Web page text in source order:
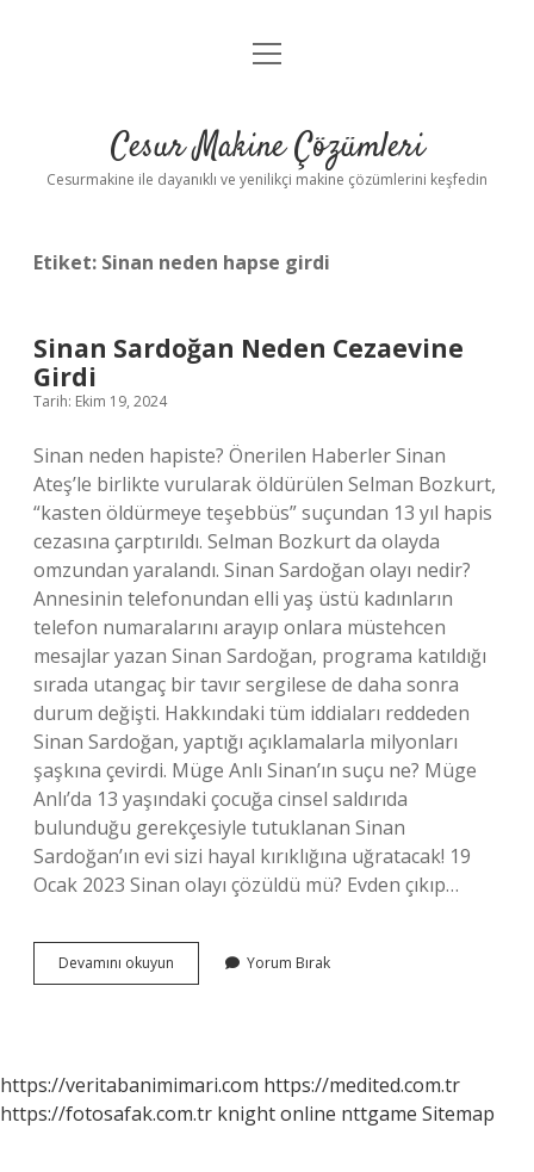
Anasayfa
Yasal Uyarı
menüyü
Cesur Makine Çözümleri
Cesurmakine ile dayanıklı ve yenilikçi makine çözümlerini keşfedin
Etiket: Sinan neden hapse girdi
Sinan Sardoğan Neden Cezaevine
Girdi
Tarih: Ekim 19, 2024
Sinan neden hapiste? Önerilen Haberler Sinan
Ateş’le birlikte vurularak öldürülen Selman Bozkurt,
“kasten öldürmeye teşebbüs” suçundan 13 yıl hapis
cezasına çarptırıldı. Selman Bozkurt da olayda
omzundan yaralandı. Sinan Sardoğan olayı nedir?
Annesinin telefonundan elli yaş üstü kadınların
telefon numaralarını arayıp onlara müstehcen
mesajlar yazan Sinan Sardoğan, programa katıldığı
sırada utangaç bir tavır sergilese de daha sonra
durum değişti. Hakkındaki tüm iddiaları reddeden
Sinan Sardoğan, yaptığı açıklamalarla milyonları
şaşkına çevirdi. Müge Anlı Sinan’ın suçu ne? Müge
Anlı’da 13 yaşındaki çocuğa cinsel saldırıda
bulunduğu gerekçesiyle tutuklanan Sinan
Sardoğan’ın evi sizi hayal kırıklığına uğratacak! 19
Ocak 2023 Sinan olayı çözüldü mü? Evden çıkıp…
Devamını okuyun
Sardoğan
Yorum Bırak
https://veritabanimimari.com https://medited.com.tr
https://fotosafak.com.tr knight online nttgame Sitemap